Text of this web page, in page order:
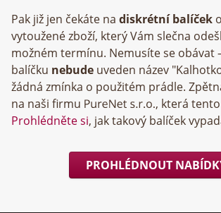
Pak již jen čekáte na diskrétní balíček
vytoužené zboží, který Vám slečna
možném termínu. Nemusíte se obávat
balíčku nebude uveden název
žádná zmínka o použitém prádle.
na naši firmu
, která
Prohlédněte si, jak takový balíček
PROHLÉDNOUT